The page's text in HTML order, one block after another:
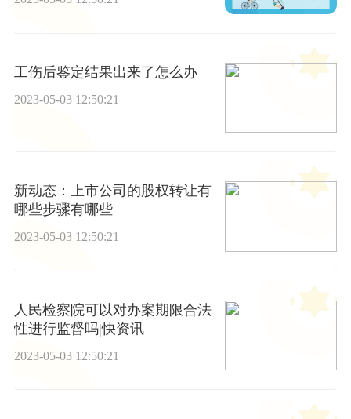
工伤后鉴定结果出来了怎么办
2023-05-03 12:50:21
新动态：上市公司的股权转让有
哪些步骤有哪些
2023-05-03 12:50:21
人民检察院可以对办案期限合法
性进行监督吗|快资讯
2023-05-03 12:50:21